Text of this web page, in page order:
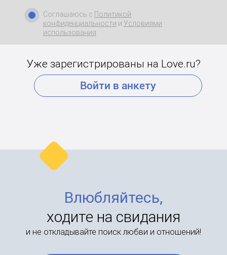
Соглашаюсь с Политикой
конфиденциальности и Условиями
использования
Уже зарегистрированы на Love.ru?
Войти в анкету
Влюбляйтесь,
ходите на свидания
и не откладывайте поиск любви и отношений!